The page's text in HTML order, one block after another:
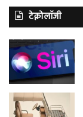
टेक्नोलॉजी